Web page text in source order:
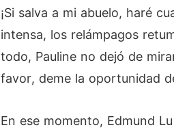
¡Si salva a mi abuelo, haré
intensa, los relámpagos
todo, Pauline no dejó de
favor, deme la oportunidad
En ese momento, Edmund